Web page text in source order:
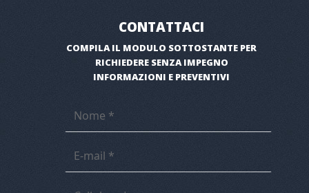
CONTATTACI
COMPILA IL MODULO SOTTOSTANTE PER
RICHIEDERE SENZA IMPEGNO
INFORMAZIONI E PREVENTIVI